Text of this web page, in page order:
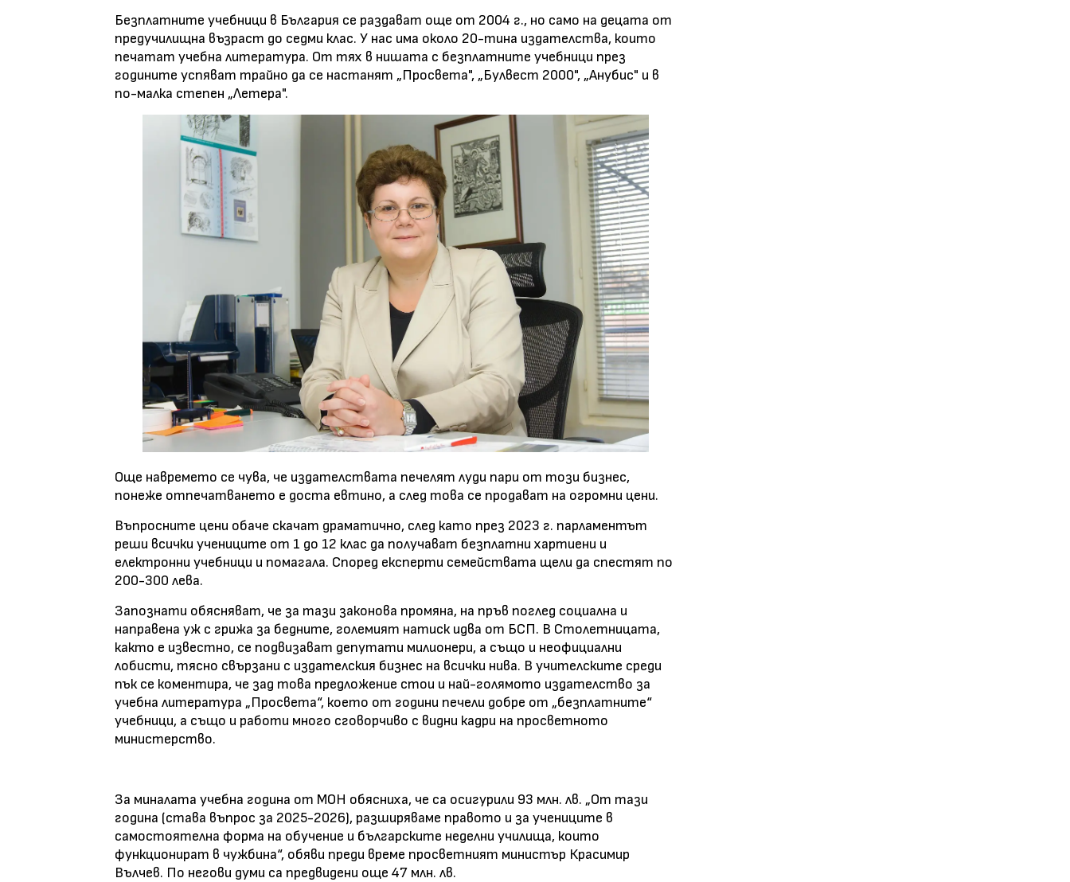
Безплатните учебници в България се раздават още от 2004 г., но само на децата от
предучилищна възраст до седми клас. У нас има около 20-тина издателства, които
печатат учебна литература. От тях в нишата с безплатните учебници през
годините успяват трайно да се настанят „Просвета", „Булвест 2000", „Анубис" и в
по-малка степен „Летера".
Още навремето се чува, че издателствата печелят луди пари от този бизнес,
понеже отпечатването е доста евтино, а след това се продават на огромни цени.
Въпросните цени обаче скачат драматично, след като през 2023 г. парламентът
реши всички учениците от 1 до 12 клас да получават безплатни хартиени и
електронни учебници и помагала. Според експерти семействата щели да спестят по
200-300 лева.
Запознати обясняват, че за тази законова промяна, на пръв поглед социална и
направена уж с грижа за бедните, големият натиск идва от БСП. В Столетницата,
както е известно, се подвизават депутати милионери, а също и неофициални
лобисти, тясно свързани с издателския бизнес на всички нива. В учителските среди
пък се коментира, че зад това предложение стои и най-голямото издателство за
учебна литература „Просвета“, което от години печели добре от „безплатните“
учебници, а също и работи много сговорчиво с видни кадри на просветното
министерство.
За миналата учебна година от МОН обясниха, че са осигурили 93 млн. лв. „От тази
година (става въпрос за 2025-2026), разширяваме правото и за учениците в
самостоятелна форма на обучение и българските неделни училища, които
функционират в чужбина“, обяви преди време просветният министър Красимир
Вълчев. По негови думи са предвидени още 47 млн. лв.